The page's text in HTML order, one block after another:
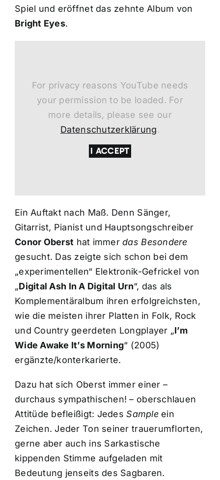
Spiel und eröffnet das zehnte Album von
Bright Eyes.
For privacy reasons YouTube needs
your permission to be loaded. For
more details, please see our
Datenschutzerklärung.
I ACCEPT
Ein Auftakt nach Maß. Denn Sänger,
Gitarrist, Pianist und Hauptsongschreiber
Conor Oberst hat immerdas Besondere
gesucht. Das zeigte sich schon bei dem
„experimentellen“ Elektronik-Gefrickel von
„Digital Ash In A Digital Urn“, das als
Komplementäralbum ihren erfolgreichsten,
wie die meisten ihrer Platten in Folk, Rock
und Country geerdeten Longplayer „I’m
Wide Awake It’s Morning“ (2005)
ergänzte/konterkarierte.
Dazu hat sich Oberst immer einer –
durchaus sympathischen! – oberschlauen
Attitüde befleißigt: JedesSampleein
Zeichen. Jeder Ton seiner trauerumflorten,
gerne aber auch ins Sarkastische
kippenden Stimme aufgeladen mit
Bedeutung jenseits des Sagbaren.